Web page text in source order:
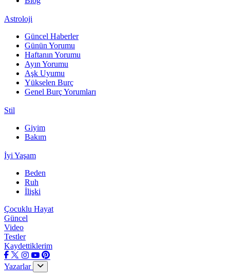
Astroloji
Güncel Haberler
Günün Yorumu
Haftanın Yorumu
Ayın Yorumu
Aşk Uyumu
Yükselen Burç
Genel Burç Yorumları
Stil
Giyim
Bakım
İyi Yaşam
Beden
Ruh
İlişki
Çocuklu Hayat
Güncel
Video
Testler
Kaydettiklerim
Yazarlar